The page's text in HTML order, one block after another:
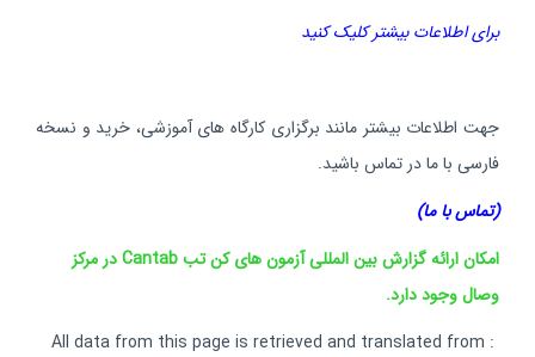
برای اطلاعات بیشتر کلیک کنید
جهت اطلاعات بیشتر مانند برگزاری کارگاه های آموزشی، خرید و نسخه
فارسی با ما در تماس باشید.
(تماس با ما)
امکان ارائه گزارش بین المللی آزمون های کن تب Cantab در مرکز
وصال وجود دارد.
: All data from this page is retrieved and translated from